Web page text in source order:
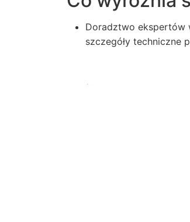
Doradztwo ekspertów
szczegóły techniczne